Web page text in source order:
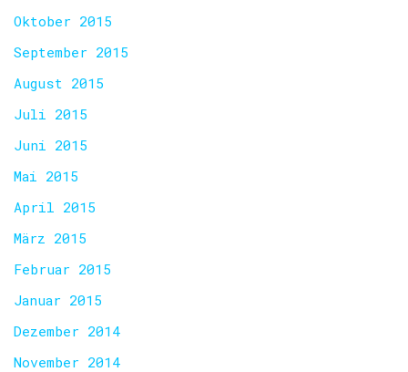
Oktober 2015
September 2015
August 2015
Juli 2015
Juni 2015
Mai 2015
April 2015
März 2015
Februar 2015
Januar 2015
Dezember 2014
November 2014